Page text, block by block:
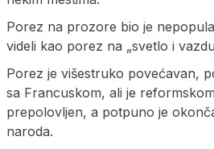
Porez na prozore bio je
videli kao porez na „svetlo i
Porez je višestruko povećavan,
sa Francuskom, ali je
prepolovljen, a potpuno je
naroda.